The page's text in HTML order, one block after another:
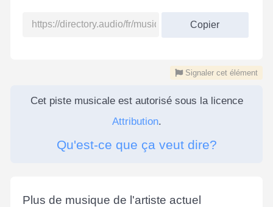
Copier
Signaler cet élément
Cet piste musicale est autorisé sous la licence
Attribution.
Qu'est-ce que ça veut dire?
Plus de musique de l'artiste actuel